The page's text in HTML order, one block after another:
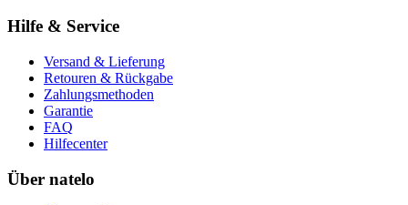
Hilfe & Service
Versand & Lieferung
Retouren & Rückgabe
Zahlungsmethoden
Garantie
FAQ
Hilfecenter
Über natelo